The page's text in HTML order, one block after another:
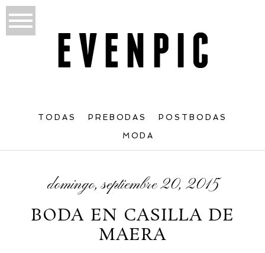
TODAS PREBODAS POSTBODAS
MODA
domingo, septiembre 20, 2015
BODA EN CASILLA DE
MAERA